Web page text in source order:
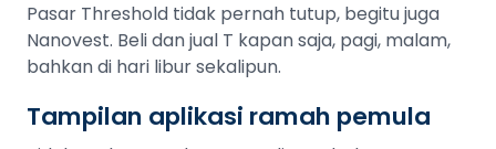
Pasar Threshold tidak pernah tutup, begitu juga
Nanovest. Beli dan jual T kapan saja, pagi, malam,
bahkan di hari libur sekalipun.
Tampilan aplikasi ramah pemula